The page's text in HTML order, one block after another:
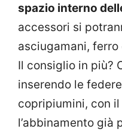
spazio interno
accessori si
asciugamani,
Il consiglio in più?
inserendo le
copripiumini, con
l’abbinamento già